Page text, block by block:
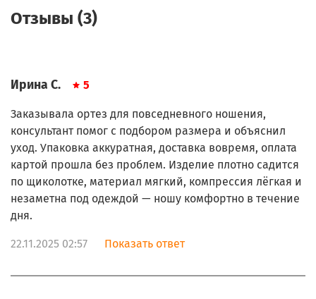
Отзывы (3)
Ирина С. 5
Заказывала ортез для повседневного ношения,
консультант помог с подбором размера и объяснил
уход. Упаковка аккуратная, доставка вовремя, оплата
картой прошла без проблем. Изделие плотно садится
по щиколотке, материал мягкий, компрессия лёгкая и
незаметна под одеждой — ношу комфортно в течение
дня.
22.11.2025 02:57 Показать ответ